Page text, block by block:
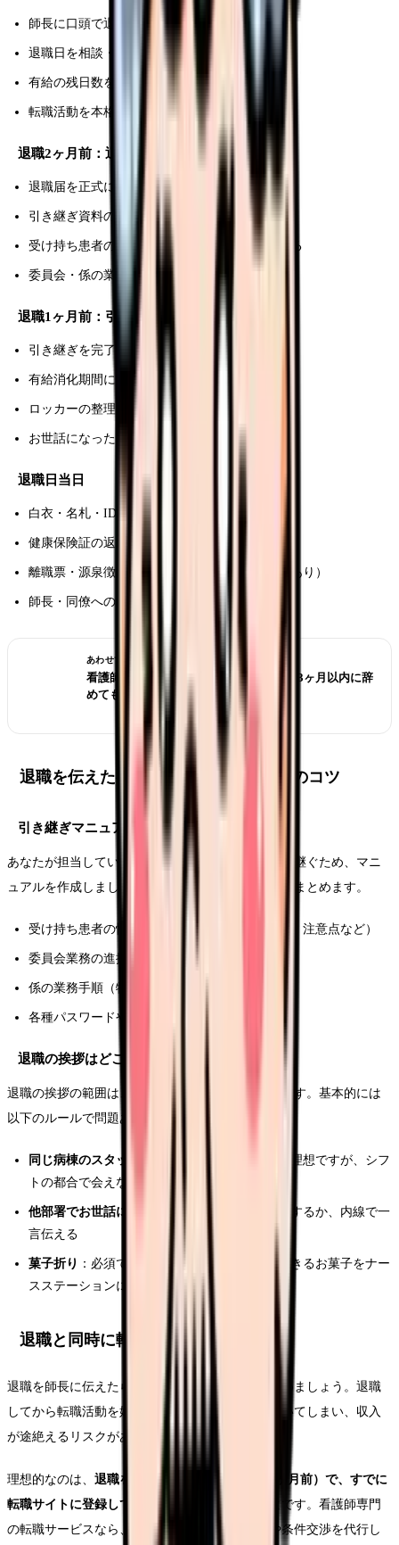
師長に口頭で退職の意思を伝える
退職日を相談・確定する
有給の残日数を確認する
転職活動を本格的に開始する（まだの場合）
退職2ヶ月前：退職届を提出
退職届を正式に提出する
引き継ぎ資料の作成を開始する
受け持ち患者のリストと申し送り事項を整理する
委員会・係の業務を後任に引き継ぐ
退職1ヶ月前：引き継ぎと有給消化
引き継ぎを完了する
有給消化期間に入る（最終出勤日を確認）
ロッカーの整理、白衣や名札の返却準備
お世話になった方への挨拶回り
退職日当日
白衣・名札・IDカードの返却
健康保険証の返却
離職票・源泉徴収票の受取（後日郵送の場合もあり）
師長・同僚への最後の挨拶
あわせて読みたい
看護師 転職したばかりなのに辞めたい｜3ヶ月以内に辞
めてもいい？
退職を伝えた後にやること｜引き継ぎのコツ
引き継ぎマニュアルを作る
あなたが担当していた業務を後任にスムーズに引き継ぐため、マニ
ュアルを作成しましょう。具体的には以下の項目をまとめます。
受け持ち患者の情報（アレルギー、家族の要望、注意点など）
委員会業務の進捗と今後のスケジュール
係の業務手順（物品管理、勉強会の準備など）
各種パスワードやアカウント情報
退職の挨拶はどこまでする？
退職の挨拶の範囲は、病棟の文化によって異なります。基本的には
以下のルールで問題ありません。
同じ病棟のスタッフ
：全員に直接挨拶するのが理想ですが、シフ
トの都合で会えない人にはメモやLINEでもOK
他部署でお世話になった方
：直接訪問して挨拶するか、内線で一
言伝える
菓子折り ：必須ではありませんが、小分けにできるお菓子をナー
スステーションに置いておくと好印象
退職と同時に転職準備を始めよう
退職を師長に伝えたら、次の職場探しも同時に進めましょう。退職
してから転職活動を始めると、ブランク期間が空いてしまい、収入
が途絶えるリスクがあります。
理想的なのは、 退職を伝えるタイミング（退職3ヶ月前）で、すでに
転職サイトに登録して情報収集を始めていること
です。看護師専門
の転職サービスなら、在職中でも面接日の調整や条件交渉を代行し